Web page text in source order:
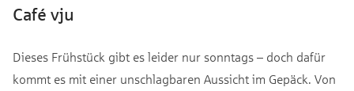
Café vju
Dieses Frühstück gibt es leider nur sonntags – doch dafür
kommt es mit einer unschlagbaren Aussicht im Gepäck. Von